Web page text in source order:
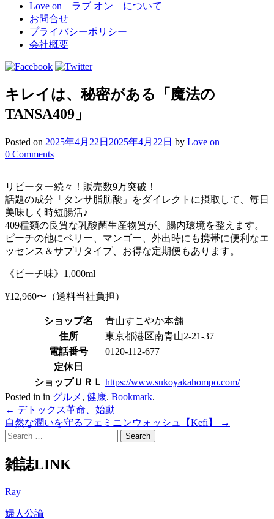
content
Love on – ラブ オン – について
お問合せ
プライバシーポリシー
会社概要
キレイは、秘密がある「魔法の
TANSA409」
Posted on 2025年4月22日 2025年4月22日 by Love on
0 Comments
リピーター続々！販売数9万突破！
話題の成分「タンサ脂肪酸」をダイレクトに摂取して、毎日
美味しく時短腸活♪
409種類の良質な乳酸菌生産物質が、腸内環境を整えます。
ピーチの他にベリー、マンゴー、外出時にも携帯に便利なエ
ッセンス＆サプリタイプ、お得な定期便もあります。
《ピーチ味》1,000ml
¥12,960〜（送料当社負担）
ショップ名
青山すこやか本舗
住所
東京都港区南青山2-21-37
電話番号
0120-112-677
定休日
ショップＵＲＬ https://www.sukoyakahompo.com/
Posted in in グルメ , 健康. Bookmark.
Post
navigation
← デトックス革命、始動
自然な潤いを守るフェミニンウォッシュ【Kefi】
→
Search
for:
雑誌LINK
Ray
婦人公論